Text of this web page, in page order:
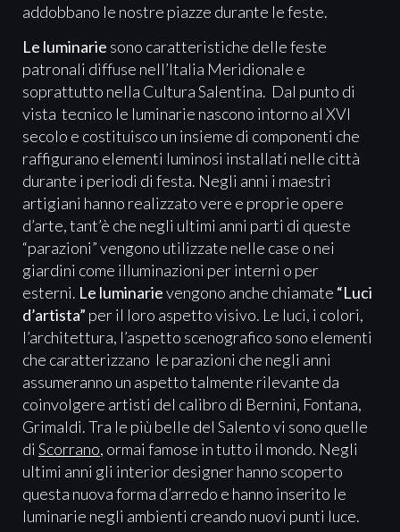
addobbano le nostre piazze durante le feste.
Le luminarie sono caratteristiche delle feste
patronali diffuse nell’Italia Meridionale e
soprattutto nella Cultura Salentina. Dal punto di
vista tecnico le luminarie nascono intorno al XVI
secolo e costituisco un insieme di componenti che
raffigurano elementi luminosi installati nelle città
durante i periodi di festa. Negli anni i maestri
artigiani hanno realizzato vere e proprie opere
d’arte, tant’è che negli ultimi anni parti di queste
“parazioni” vengono utilizzate nelle case o nei
giardini come illuminazioni per interni o per
esterni. Le luminarievengono anche chiamate “Luci
d’artista” per il loro aspetto visivo. Le luci, i colori,
l’architettura, l’aspetto scenografico sono elementi
che caratterizzano le parazioni che negli anni
assumeranno un aspetto talmente rilevante da
coinvolgere artisti del calibro di Bernini, Fontana,
Grimaldi. Tra le più belle del Salento vi sono quelle
di Scorrano, ormai famose in tutto il mondo. Negli
ultimi anni gli interior designer hanno scoperto
questa nuova forma d’arredo e hanno inserito le
luminarie negli ambienti creando nuovi punti luce.